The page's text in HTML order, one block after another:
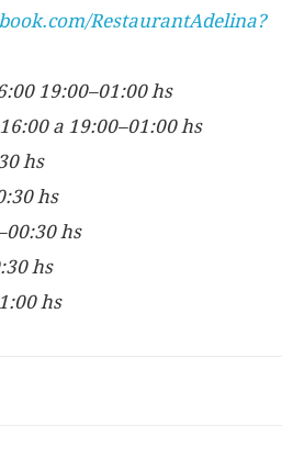
RestaurantAdelina?
19:00–01:00 hs
a 19:00–01:00 hs
hs
hs
hs
hs
hs